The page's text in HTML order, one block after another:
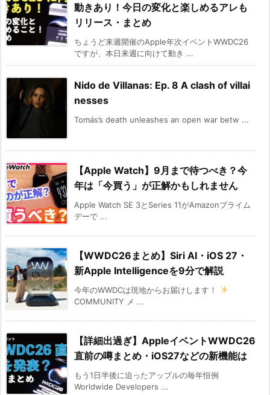
動きあり！今日の変化と楽しめるアレも
リリース・まとめ
ちょうど来週開催のApple年次イベントWWDC26
ですが、本日来週に向けて動き ...
Nido de Villanas: Ep. 8 A clash of villai
nesses
Tomás’s death unleashes an open war betw ...
【Apple Watch】9月まで待つべき？今
年は「今買う」が正解かもしれません
Apple Watch SE 3とSeries 11がAmazonプライム
デーで ...
【WWDC26まとめ】Siri AI・iOS 27・
新Apple Intelligenceを9分で解説
今年のWWDCは現地からお届けします！
COMMUNITY メ ...
【詳細出過ぎ】AppleイベントWWDC26
直前の噂まとめ・iOS27などの新機能は
もう1日半後に迫ったアップルの毎年恒例
Worldwide Developers ...